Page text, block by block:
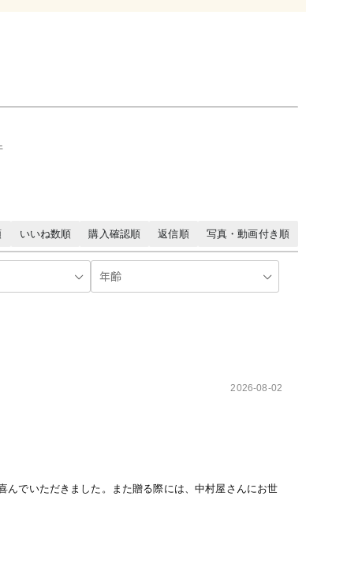
いいね数順 購入確認順 返信順 写真・動画付き順
2026-08-02
でいただきました。また贈る際には、中村屋さんにお世